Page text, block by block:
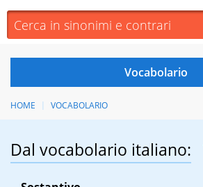
HOME VOCABOLARIO
Dal vocabolario italiano: